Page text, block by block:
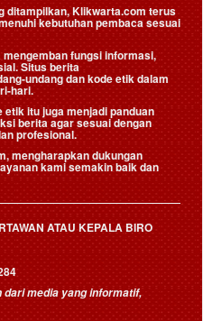
ditampilkan, Klikwarta.com terus
kebutuhan pembaca sesuai
fungsi informasi,
Situs berita
undang dan kode etik dalam
hari.
etik itu juga menjadi panduan
berita agar sesuai dengan
profesional.
mengharapkan dukungan
kami semakin baik dan
ATAU KEPALA BIRO
dari media yang informatif,